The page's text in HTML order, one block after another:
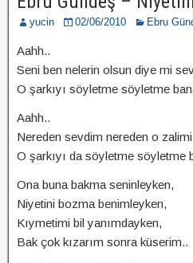
yucin 02/06/2010 Ebru
Aahh..
Seni ben nelerin olsun diye mi
O şarkıyı söyletme söyletme
Aahh..
Nereden sevdim nereden o
O şarkıyı da söyletme söyletme
Ona buna bakma seninleyken,
Niyetini bozma benimleyken,
Kıymetimi bil yanımdayken,
Bak çok kızarım sonra küserim..